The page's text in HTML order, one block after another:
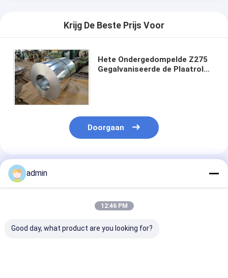
Krijg De Beste Prijs Voor
Hete Ondergedompelde Z275
Gegalvaniseerde de Plaatrol
Doorgaan
Geadviseerde Producten
admin
12:46 PM
Good day, what product are you looking for?